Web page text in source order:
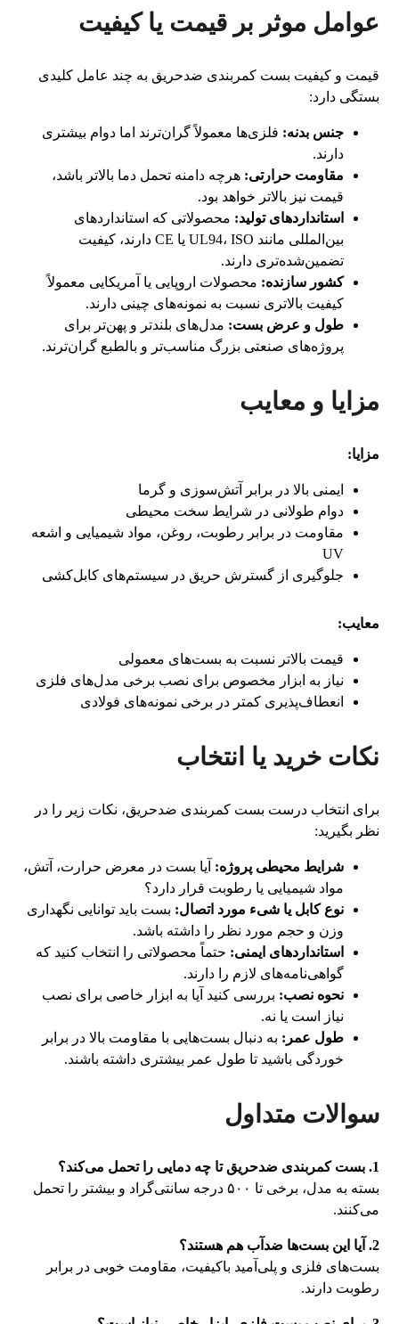
عوامل موثر بر قیمت یا کیفیت
قیمت و کیفیت بست کمربندی ضدحریق به چند عامل کلیدی
بستگی دارد:
جنس بدنه: فلزی‌ها معمولاً گران‌ترند اما دوام بیشتری
دارند.
مقاومت حرارتی: هرچه دامنه تحمل دما بالاتر باشد،
قیمت نیز بالاتر خواهد بود.
استانداردهای تولید: محصولاتی که استانداردهای
بین‌المللی مانند UL94، ISO یا CE دارند، کیفیت
تضمین‌شده‌تری دارند.
کشور سازنده: محصولات اروپایی یا آمریکایی معمولاً
کیفیت بالاتری نسبت به نمونه‌های چینی دارند.
طول و عرض بست: مدل‌های بلندتر و پهن‌تر برای
پروژه‌های صنعتی بزرگ مناسب‌تر و بالطبع گران‌ترند.
مزایا و معایب
مزایا:
ایمنی بالا در برابر آتش‌سوزی و گرما
دوام طولانی در شرایط سخت محیطی
مقاومت در برابر رطوبت، روغن، مواد شیمیایی و اشعه
UV
جلوگیری از گسترش حریق در سیستم‌های کابل‌کشی
معایب:
قیمت بالاتر نسبت به بست‌های معمولی
نیاز به ابزار مخصوص برای نصب برخی مدل‌های فلزی
انعطاف‌پذیری کمتر در برخی نمونه‌های فولادی
نکات خرید یا انتخاب
برای انتخاب درست بست کمربندی ضدحریق، نکات زیر را در
نظر بگیرید:
شرایط محیطی پروژه: آیا بست در معرض حرارت، آتش،
مواد شیمیایی یا رطوبت قرار دارد؟
نوع کابل یا شیء مورد اتصال: بست باید توانایی نگهداری
وزن و حجم مورد نظر را داشته باشد.
استانداردهای ایمنی: حتماً محصولاتی را انتخاب کنید که
گواهی‌نامه‌های لازم را دارند.
نحوه نصب: بررسی کنید آیا به ابزار خاصی برای نصب
نیاز است یا نه.
طول عمر: به دنبال بست‌هایی با مقاومت بالا در برابر
خوردگی باشید تا طول عمر بیشتری داشته باشند.
سوالات متداول
1. بست کمربندی ضدحریق تا چه دمایی را تحمل می‌کند؟
بسته به مدل، برخی تا ۵۰۰ درجه سانتی‌گراد و بیشتر را تحمل
می‌کنند.
2. آیا این بست‌ها ضدآب هم هستند؟
بست‌های فلزی و پلی‌آمید باکیفیت، مقاومت خوبی در برابر
رطوبت دارند.